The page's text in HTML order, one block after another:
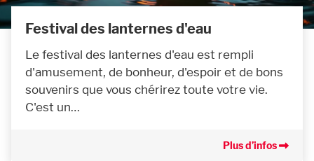
Festival des lanternes d'eau
Le festival des lanternes d'eau est rempli
d'amusement, de bonheur, d'espoir et de bons
souvenirs que vous chérirez toute votre vie.
C'est un…
Plus d’infos